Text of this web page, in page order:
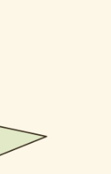
02:20